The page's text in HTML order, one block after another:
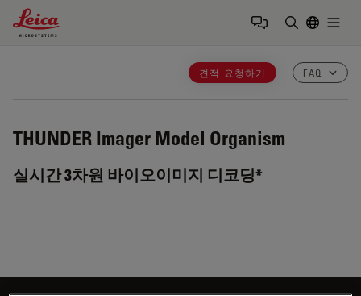
Leica Microsystems Logo
견적 요청하기 FAQ
THUNDER Imager Model Organism
실시간 3차원 바이오이미지 디코딩*